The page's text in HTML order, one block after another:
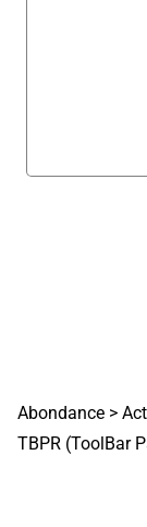
Abondance >
TBPR (ToolBar